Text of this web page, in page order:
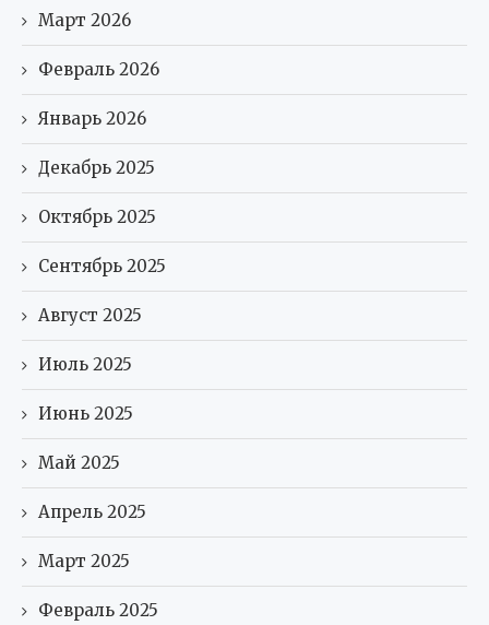
Март 2026
Февраль 2026
Январь 2026
Декабрь 2025
Октябрь 2025
Сентябрь 2025
Август 2025
Июль 2025
Июнь 2025
Май 2025
Апрель 2025
Март 2025
Февраль 2025